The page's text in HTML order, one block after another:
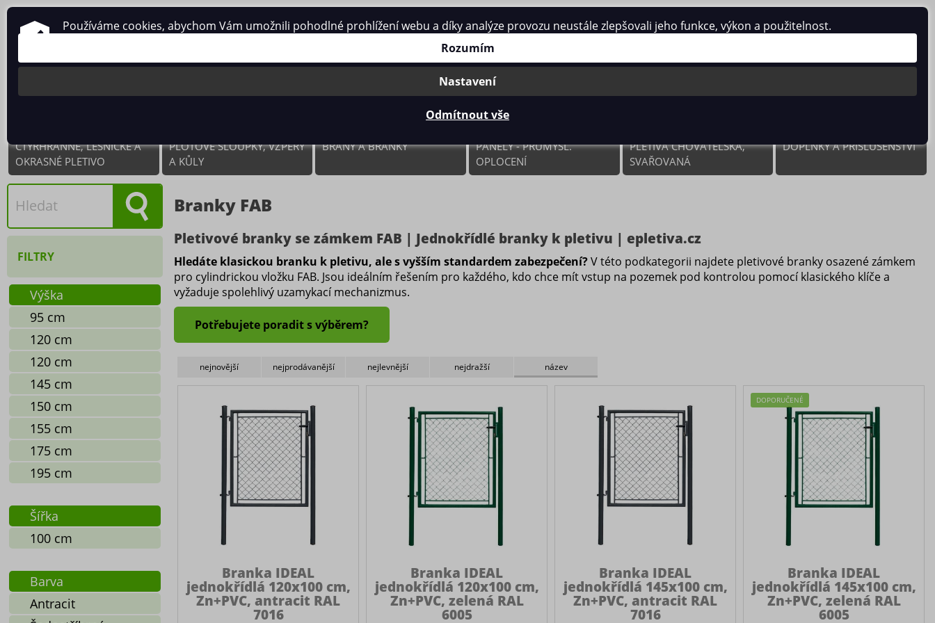
0 ks / 0.00 Kč
ČTYŘHRANNÉ, LESNICKÉ A
OKRASNÉ PLETIVO
PLOTOVÉ SLOUPKY, VZPĚRY
A KŮLY
BRÁNY A BRANKY
PANELY - PRŮMYSL.
OPLOCENÍ
PLETIVA CHOVATELSKÁ,
SVAŘOVANÁ
DOPLŇKY A PŘÍSLUŠENSTVÍ
FILTRY
Výška
95 cm
120 cm
120 cm
145 cm
150 cm
155 cm
175 cm
195 cm
Šířka
100 cm
Barva
Antracit
Branky FAB
Pletivové branky se zámkem FAB | Jednokřídlé branky k pletivu | epletiva.cz
Hledáte klasickou branku k pletivu, ale s vyšším standardem zabezpečení?V této podkategorii najdete pletivové branky osazené zámkem
pro cylindrickou vložku FAB. Jsou ideálním řešením pro každého, kdo chce mít vstup na pozemek pod kontrolou pomocí klasického klíče a
vyžaduje spolehlivý uzamykací mechanizmus.
Potřebujete poradit s výběrem?
nejnovější nejprodávanější nejlevnější nejdražší název
Branka IDEAL
jednokřídlá 120x100 cm,
Zn+PVC, antracit RAL
7016
Branka IDEAL
jednokřídlá 120x100 cm,
Zn+PVC, zelená RAL
6005
Branka IDEAL
jednokřídlá 145x100 cm,
Zn+PVC, antracit RAL
7016
DOPORUČENÉ
Branka IDEAL
jednokřídlá 145x100 cm,
Zn+PVC, zelená RAL
6005
Používáme cookies, abychom Vám umožnili pohodlné prohlížení webu a díky analýze provozu neustále zlepšovali jeho funkce, výkon a použitelnost.
Rozumím
Nastavení
Odmítnout vše